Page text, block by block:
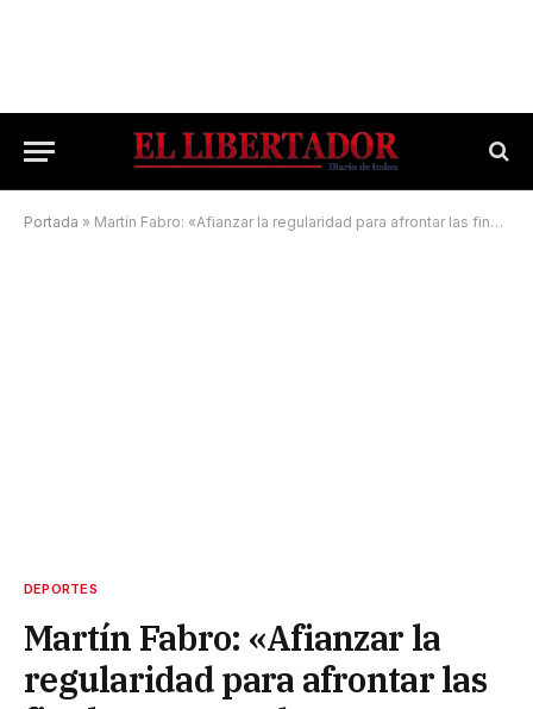
Portada » Martín Fabro: «Afianzar la regularidad para afrontar las finales que quedan»
DEPORTES
Martín Fabro: «Afianzar la
regularidad para afrontar las